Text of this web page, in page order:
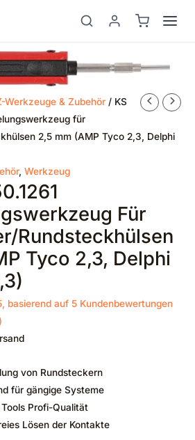
Werkzeuge & Zubehör / KS
für
2,5 mm (AMP Tyco 2,3, Delphi
, Werkzeug
Für
Rundsteckhülsen
Tyco 2,3, Delphi
basierend auf 5 Kundenbewertungen
von Rundsteckern
für gängige Systeme
Profi-Qualität
Lösen der Kontakte